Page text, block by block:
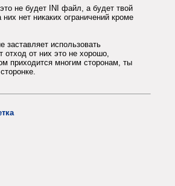
не будет INI файл, а будет твой
нет никаких ограничений кроме
заставляет использовать
отход от них это не хорошо,
приходится многим сторонам, ты